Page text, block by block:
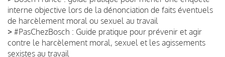
interne objective lors de la dénonciation de faits éventuels
de harcèlement moral ou sexuel au travail
> #PasChezBosch : Guide pratique pour prévenir et agir
contre le harcèlement moral, sexuel et les agissements
sexistes au travail